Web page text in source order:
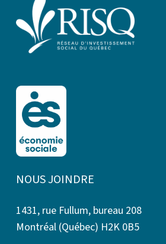
NOUS JOINDRE
1431, rue Fullum, bureau 208
Montréal (Québec) H2K 0B5